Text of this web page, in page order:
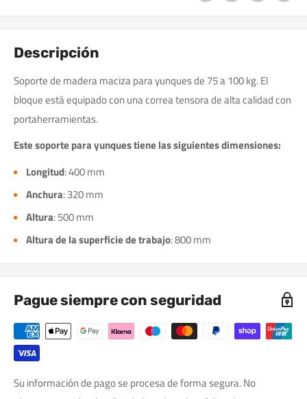
Descripción
Soporte de madera maciza para yunques de 75 a 100 kg. El
bloque está equipado con una correa tensora de alta calidad con
portaherramientas.
Este soporte para yunques tiene las siguientes dimensiones:
Longitud: 400 mm
Anchura: 320 mm
Altura: 500 mm
Altura de la superficie de trabajo: 800 mm
Pague siempre con seguridad
Su información de pago se procesa de forma segura. No